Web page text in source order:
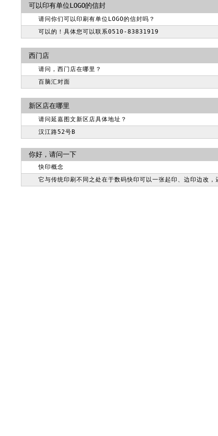
可以印有单位LOGO的信封
请问你们可以印刷有单位LOGO的信封吗？
可以的！具体您可以联系0510-83831919
西门店
请问，西门店在哪里？
百脑汇对面
新区店在哪里
请问延嘉图文新区店具体地址？
汉江路52号B
你好，请问一下
快印概念
它与传统印刷不同之处在于数码快印可以一张起印、边印边改